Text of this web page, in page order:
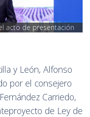
acto de presentación
y León, Alfonso
por el consejero
Carriedo,
de Ley de